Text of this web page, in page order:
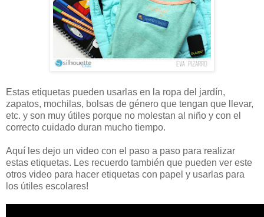
Estas etiquetas pueden usarlas en la ropa del jardín,
zapatos, mochilas, bolsas de género que tengan que llevar,
etc. y son muy útiles porque no molestan al niño y con el
correcto cuidado duran mucho tiempo.
Aquí les dejo un video con el paso a paso para realizar
estas etiquetas. Les recuerdo también que pueden ver este
otros video para hacer etiquetas con papel y usarlas para
los útiles escolares!